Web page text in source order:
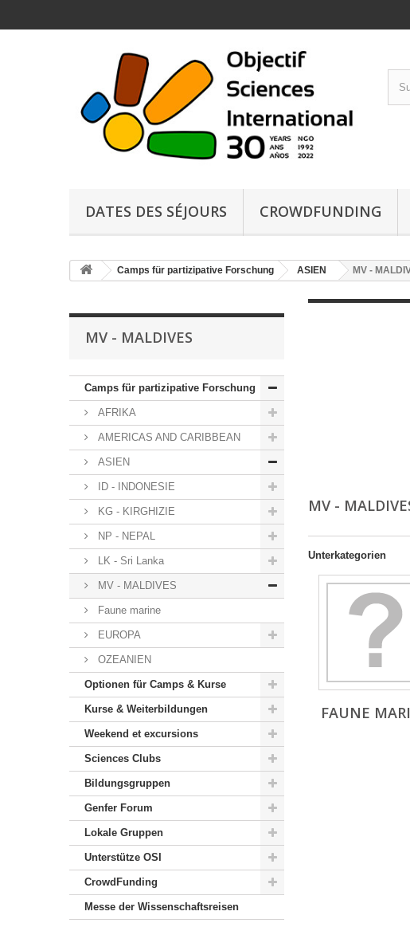
DATES DES SÉJOURS CROWDFUNDING
Camps für partizipative Forschung ASIEN MV -
MV - MALDIVES
Camps für partizipative Forschung
AFRIKA
AMERICAS AND CARIBBEAN
ASIEN
ID - INDONESIE
KG - KIRGHIZIE
NP - NEPAL
LK - Sri Lanka
MV - MALDIVES
Faune marine
EUROPA
OZEANIEN
Optionen für Camps & Kurse
Kurse & Weiterbildungen
Weekend et excursions
Sciences Clubs
Bildungsgruppen
Genfer Forum
Lokale Gruppen
Unterstütze OSI
CrowdFunding
Messe der Wissenschaftsreisen
MV -
Unterkategorien
FAUNE